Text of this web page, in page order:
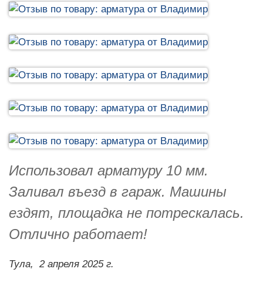
Использовал арматуру 10 мм.
Заливал въезд в гараж. Машины
ездят, площадка не потрескалась.
Отлично работает!
Тула, 2 апреля 2025 г.